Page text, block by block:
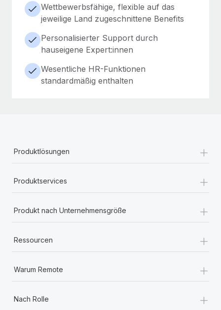
Wettbewerbsfähige, flexible auf das
jeweilige Land zugeschnittene Benefits
Personalisierter Support durch
hauseigene Expert:innen
Wesentliche HR-Funktionen
standardmäßig enthalten
Produktlösungen +
Produktservices +
Produkt nach Unternehmensgröße +
Ressourcen +
Warum Remote +
Nach Rolle +